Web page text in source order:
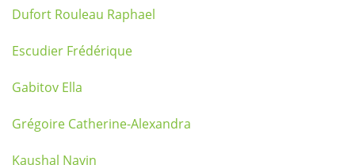
Dufort Rouleau Raphael
Escudier Frédérique
Gabitov Ella
Grégoire Catherine-Alexandra
Kaushal Navin